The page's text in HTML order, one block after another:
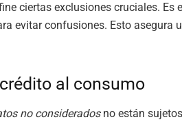
ciertas exclusiones cruciales. Es
evitar confusiones. Esto asegura
al consumo
no consideradosno están